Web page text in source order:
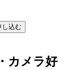
し込む
カメラ好